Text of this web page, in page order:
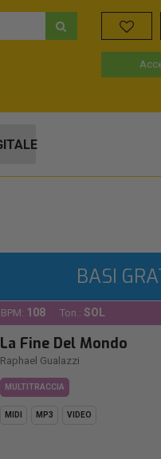
BASI
BPM: 108 Ton.: SOL
La Fine Del Mondo
Raphael Gualazzi
MULTITRACCIA
MIDI MP3 VIDEO